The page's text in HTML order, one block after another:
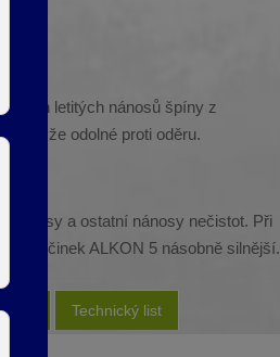
letitých nánosů špíny z
z pryže odolné proti oděru.
výtrusy a ostatní nánosy nečistot. Při
účinek ALKON 5 násobně silnější.
Technický list